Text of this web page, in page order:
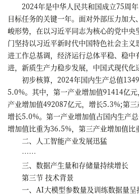
2024年是中华人民共和国成立75周
目标任务的关键一年。面对外部压力加
峻形势，在以习近平同志为核心的党中央
门坚持以习近平新时代中国特色社会主义
进工作总基调，经济运行总体平稳、稳中
进，新质生产力稳步发展，中国式现代化
初步核算，2024年国内生产总值
5.0%。其中，第一产业增加值91414亿
产业增加值492087亿元，增长5.3%;第三
增长5.0%。第一产业增加值占国内生产
增加值比重为36.5%，第三产业增加值比
二、人工智能产业发展迅猛
……
三、数据产生量和存储量持续增长
第三节 技术背景
一、AI大模型参数量及训练数据量呈